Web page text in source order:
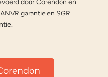
door Corendon en
garantie en SGR